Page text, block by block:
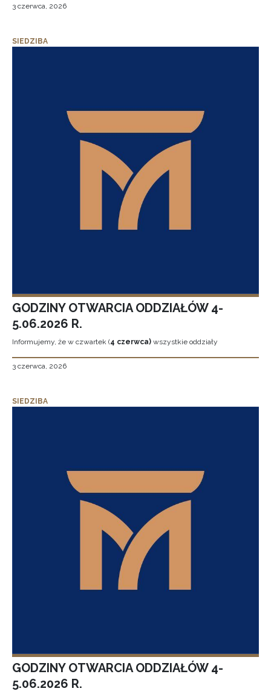
3 czerwca, 2026
SIEDZIBA
GODZINY OTWARCIA ODDZIAŁÓW 4-
5.06.2026 R.
Informujemy, że w czwartek (4 czerwca) wszystkie oddziały
3 czerwca, 2026
SIEDZIBA
GODZINY OTWARCIA ODDZIAŁÓW 4-
5.06.2026 R.